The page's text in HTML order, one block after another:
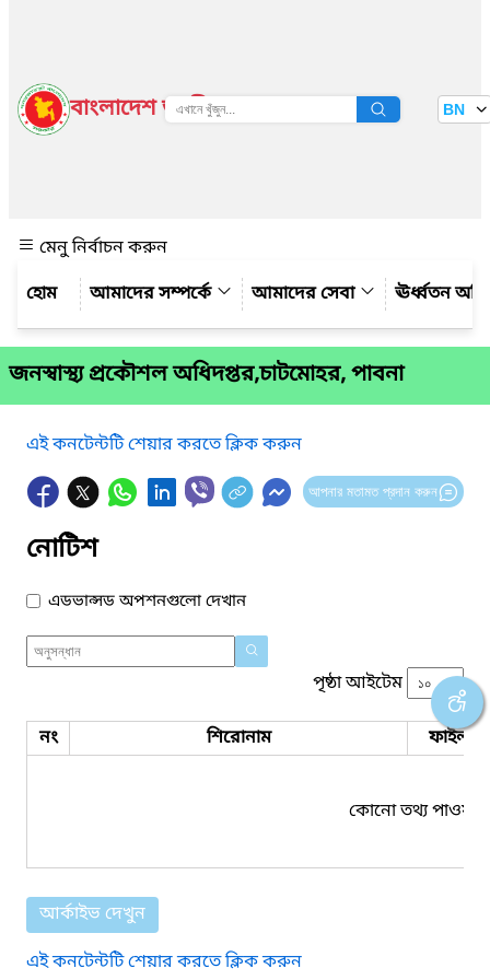
বাংলাদেশ জাতীয় তথ্য বাতায়ন BN
মেনু নির্বাচন করুন
আমাদের সম্পর্কে
আমাদের সেবা ঊর্ধ্বতন
জনস্বাস্থ্য প্রকৌশল অধিদপ্তর,চাটমোহর, পাবনা
এই কনটেন্টটি শেয়ার করতে ক্লিক করুন
আপনার মতামত প্রদান করুন
নোটিশ
এডভান্সড অপশনগুলো দেখান
পৃষ্ঠা আইটেম
নং শিরোনাম ফাইল
কোনো তথ্য পাওয়া
আর্কাইভ দেখুন
এই কনটেন্টটি শেয়ার করতে ক্লিক করুন